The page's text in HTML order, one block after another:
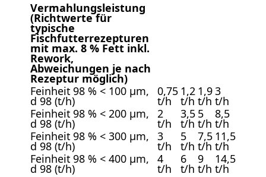
Vermahlungsleistung
(Richtwerte für
typische
Fischfutterrezepturen
mit max. 8 % Fett inkl.
Rework,
Abweichungen je nach
Rezeptur möglich)
Feinheit 98 % < 100 µm,
d 98 (t/h)
0,75
t/h
1,2
t/h
1,9
t/h
3
t/h
Feinheit 98 % < 200 µm,
d 98 (t/h)
2
t/h
3,5
t/h
5
t/h
8,5
t/h
Feinheit 98 % < 300 µm,
d 98 (t/h)
3
t/h
5
t/h
7,5
t/h
11,5
t/h
Feinheit 98 % < 400 µm,
d 98 (t/h)
4
t/h
6
t/h
9
t/h
14,5
t/h